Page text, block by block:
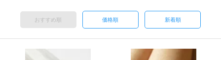
おすすめ順 価格順 新着順